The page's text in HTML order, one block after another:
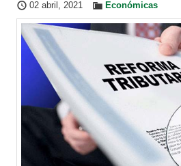
02 abril, 2021 Económicas